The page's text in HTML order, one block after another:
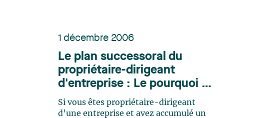
1 décembre 2006
Le plan successoral du
propriétaire-dirigeant
d'entreprise : Le pourquoi et
le comment
Si vous êtes propriétaire-dirigeant
d'une entreprise et avez accumulé un